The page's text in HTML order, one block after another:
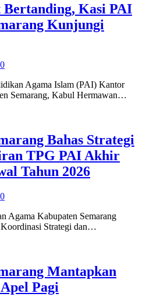
Bertanding, Kasi PAI
Kunjungi
0
Agama Islam (PAI) Kantor
Semarang, Kabul Hermawan…
Bahas Strategi
TPG PAI Akhir
Tahun 2026
0
Agama Kabupaten Semarang
Strategi dan…
Mantapkan
Pagi